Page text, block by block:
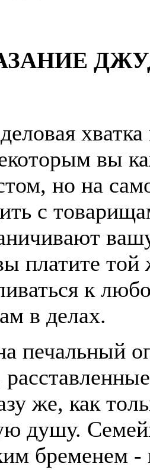
вы
но на
с
платите
к
в делах.
печальный
же, как
душу.
бременем -